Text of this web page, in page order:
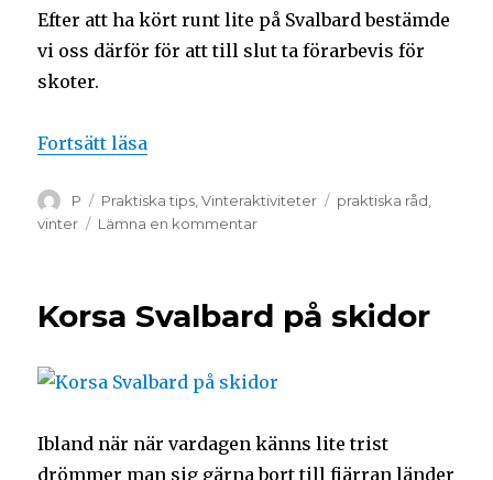
Efter att ha kört runt lite på Svalbard bestämde
vi oss därför för att till slut ta förarbevis för
skoter.
Fortsätt läsa
P Praktiska tips ,Vinteraktiviteter praktiska råd
vinter
Lämna en kommentar
Korsa Svalbard på skidor
Ibland när när vardagen känns lite trist
drömmer man sig gärna bort till fjärran länder